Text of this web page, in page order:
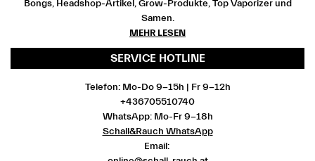
Bongs, Headshop-Artikel, Grow-Produkte, Top Vaporizer und
Samen.
MEHR LESEN
SERVICE HOTLINE
Telefon: Mo-Do 9-15h | Fr 9-12h
+436705510740
WhatsApp: Mo-Fr 9-18h
Schall&Rauch WhatsApp
Email: